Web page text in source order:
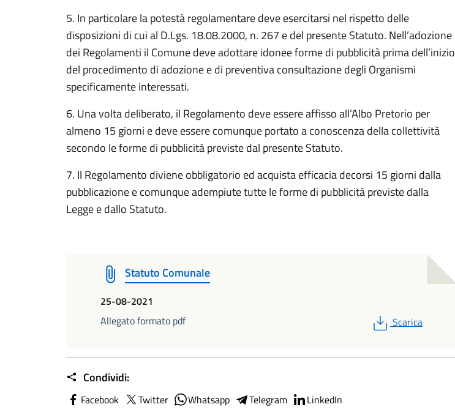
5. In particolare la potestà regolamentare deve esercitarsi nel rispetto delle
disposizioni di cui al D.Lgs. 18.08.2000, n. 267 e del presente Statuto. Nell’adozione
dei Regolamenti il Comune deve adottare idonee forme di pubblicità prima dell’inizio
del procedimento di adozione e di preventiva consultazione degli Organismi
specificamente interessati.
6. Una volta deliberato, il Regolamento deve essere affisso all’Albo Pretorio per
almeno 15 giorni e deve essere comunque portato a conoscenza della collettività
secondo le forme di pubblicità previste dal presente Statuto.
7. Il Regolamento diviene obbligatorio ed acquista efficacia decorsi 15 giorni dalla
pubblicazione e comunque adempiute tutte le forme di pubblicità previste dalla
Legge e dallo Statuto.
Statuto Comunale
25-08-2021
Allegato formato pdf
PDF
Scarica
Condividi:
Facebook Twitter Whatsapp Telegram LinkedIn